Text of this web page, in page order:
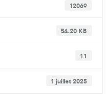
12069
54.20 KB
11
1 juillet 2025